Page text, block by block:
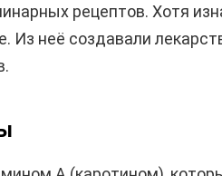
рецептов. Хотя
Из неё создавали